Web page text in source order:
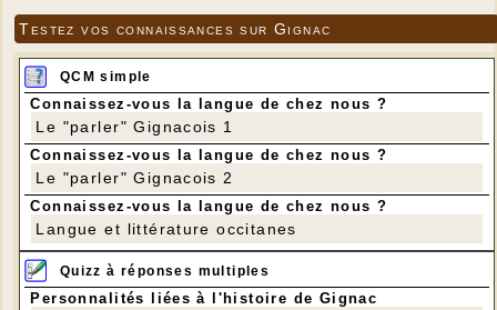
Testez vos connaissances sur Gignac
QCM simple
Connaissez-vous la langue de chez nous ?
Le "parler" Gignacois 1
Connaissez-vous la langue de chez nous ?
Le "parler" Gignacois 2
Connaissez-vous la langue de chez nous ?
Langue et littérature occitanes
Quizz à réponses multiples
Personnalités liées à l'histoire de Gignac